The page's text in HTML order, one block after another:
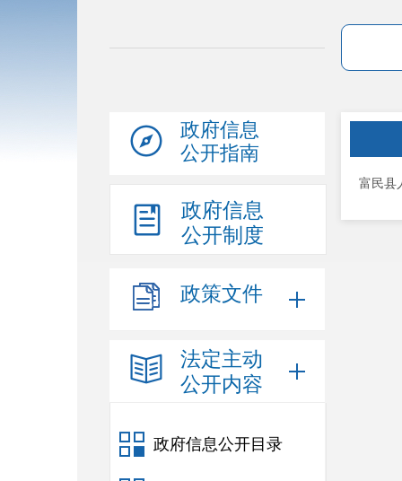
政府信息
公开指南
政府信息
公开制度
政策文件
法定主动
公开内容
政府信息公开目录
富民县